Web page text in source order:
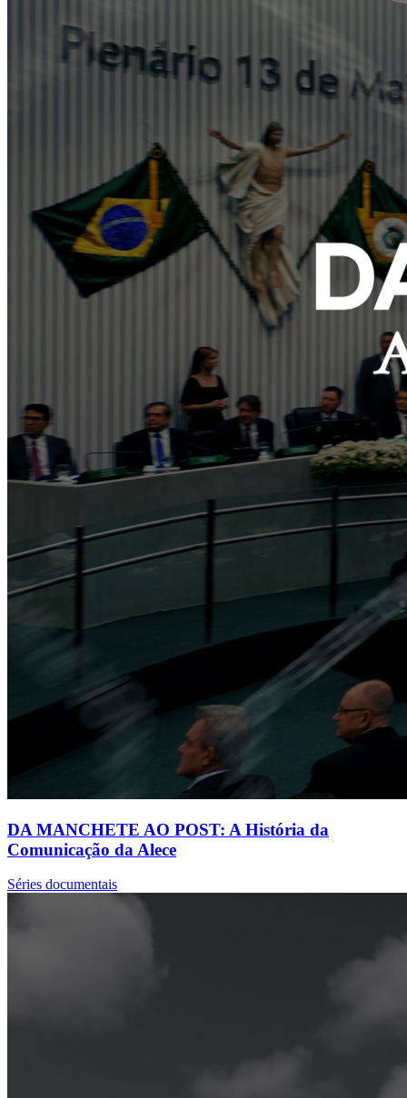
DA MANCHETE AO POST: A História da
Comunicação da Alece
Séries documentais